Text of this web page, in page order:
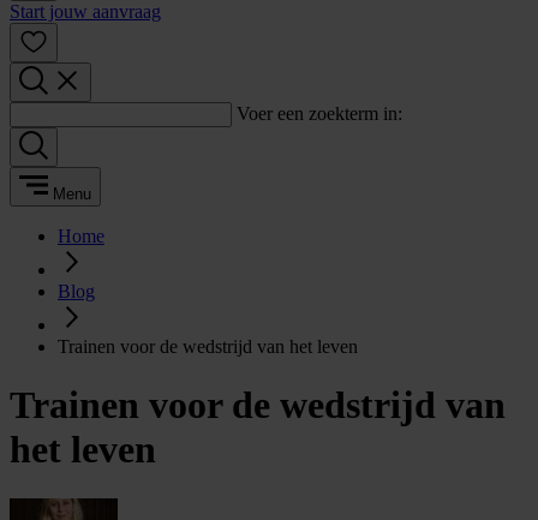
Start jouw aanvraag
Voer een zoekterm in:
Menu
Home
Blog
Trainen voor de wedstrijd van het leven
Trainen voor de wedstrijd van
het leven